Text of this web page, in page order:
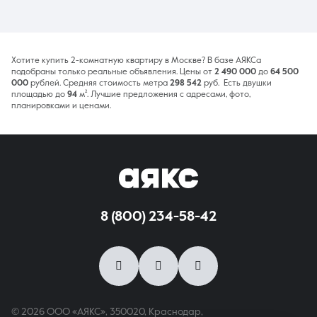
Хотите купить 2-комнатную квартиру в Москве? В базе АЯКСа
подобраны только реальные объявления. Цены от 2 490 000 до 64 500
000 рублей. Средняя стоимость метра 298 542 руб. Есть двушки
площадью до 94 м². Лучшие предложения с адресами, фото,
планировками и ценами.
8 (800) 234-58-42
© 2026 ООО «АЯКС», 350020, Краснодар,